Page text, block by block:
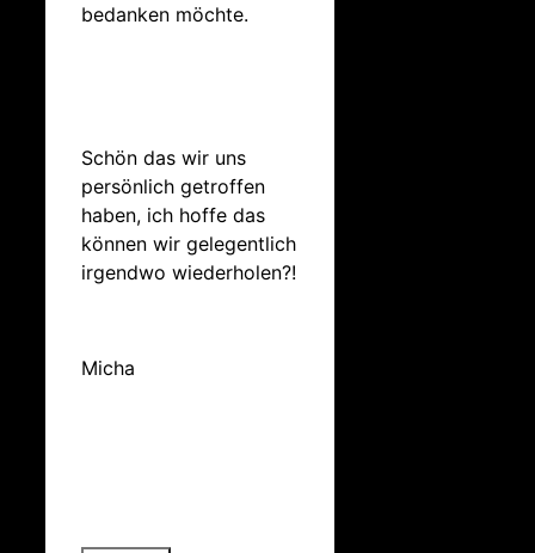
bedanken möchte.
Schön das wir uns
persönlich getroffen
haben, ich hoffe das
können wir gelegentlich
irgendwo wiederholen?!
Micha